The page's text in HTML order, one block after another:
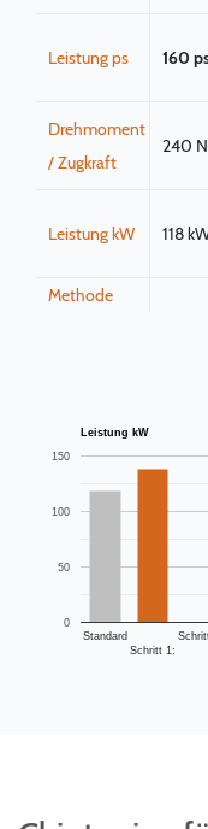
Leistung ps 160
Drehmoment
/ Zugkraft
240
Leistung kW 118
Methode
Leistung kW
Standard
Schritt 1:
0
50
100
150